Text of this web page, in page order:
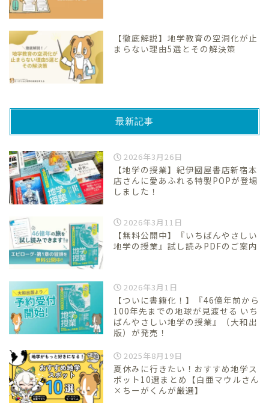
【徹底解説】地学教育の空洞化が止
まらない理由5選とその解決策
最新記事
2026年3月26日
【地学の授業】紀伊國屋書店新宿本
店さんに愛あふれる特製POPが登場
しました！
2026年3月11日
【無料公開中】『いちばんやさしい
地学の授業』試し読みPDFのご案内
2026年3月1日
【ついに書籍化！】『46億年前から
100年先までの地球が見渡せる いち
ばんやさしい地学の授業』（大和出
版）が発売！
2025年8月19日
夏休みに行きたい！おすすめ地学ス
ポット10選まとめ【白亜マウルさん
×ちーがくんが厳選】